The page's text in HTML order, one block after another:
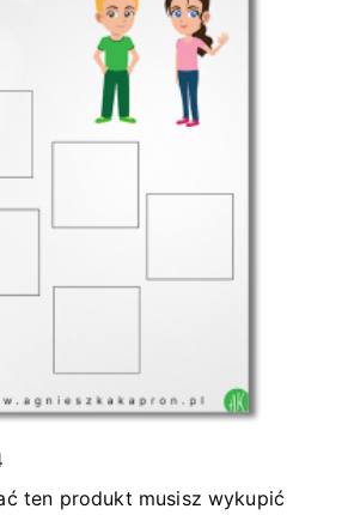
ten produkt musisz wykupić